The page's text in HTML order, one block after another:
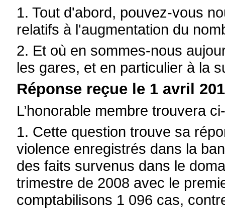
1. Tout d'abord, pouvez-vous
relatifs à l'augmentation du
2. Et où en sommes-nous
les gares, et en particulier à la
Réponse reçue le 1 avril
L’honorable membre trouvera
1. Cette question trouve sa
violence enregistrés dans la
des faits survenus dans le
trimestre de 2008 avec le
comptabilisons 1 096 cas,